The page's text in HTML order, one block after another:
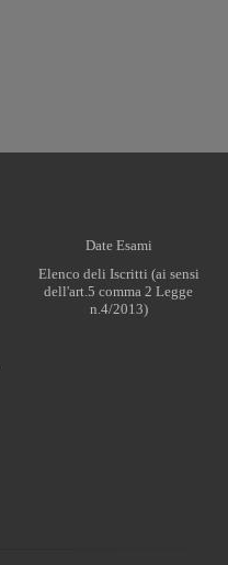
Date Esami
Elenco deli Iscritti (ai sensi
dell'art.5 comma 2 Legge
n.4/2013)